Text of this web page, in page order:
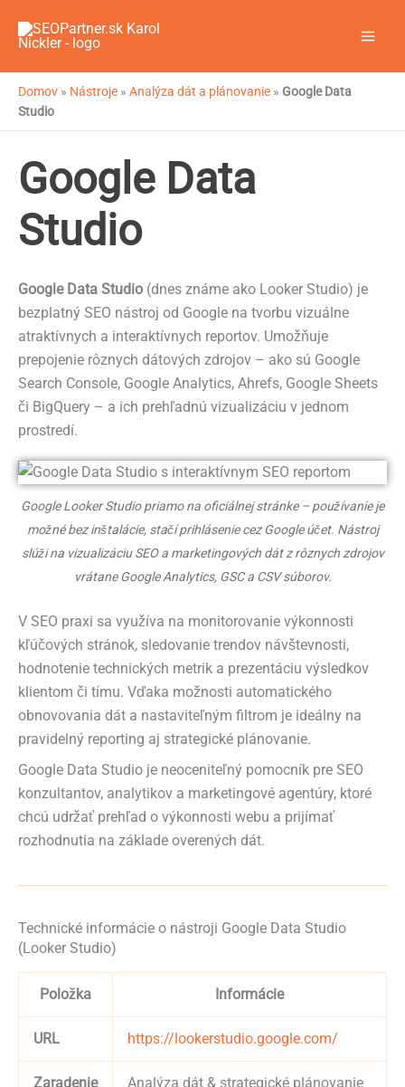
Domov » Nástroje » Analýza dát a plánovanie » Google Data
Studio
Google Data
Studio
Google Data Studio (dnes známe ako Looker Studio) je
bezplatný SEO nástroj od Google na tvorbu vizuálne
atraktívnych a interaktívnych reportov. Umožňuje
prepojenie rôznych dátových zdrojov – ako sú Google
Search Console, Google Analytics, Ahrefs, Google Sheets
či BigQuery – a ich prehľadnú vizualizáciu v jednom
prostredí.
Google Looker Studio priamo na oficiálnej stránke – používanie je
možné bez inštalácie, stačí prihlásenie cez Google účet. Nástroj
slúži na vizualizáciu SEO a marketingových dát z rôznych zdrojov
vrátane Google Analytics, GSC a CSV súborov.
V SEO praxi sa využíva na monitorovanie výkonnosti
kľúčových stránok, sledovanie trendov návštevnosti,
hodnotenie technických metrik a prezentáciu výsledkov
klientom či tímu. Vďaka možnosti automatického
obnovovania dát a nastaviteľným filtrom je ideálny na
pravidelný reporting aj strategické plánovanie.
Google Data Studio je neoceniteľný pomocník pre SEO
konzultantov, analytikov a marketingové agentúry, ktoré
chcú udržať prehľad o výkonnosti webu a prijímať
rozhodnutia na základe overených dát.
Technické informácie o nástroji Google Data Studio
(Looker Studio)
Položka Informácie
URL https://lookerstudio.google.com/
Zaradenie Analýza dát & strategické plánovanie